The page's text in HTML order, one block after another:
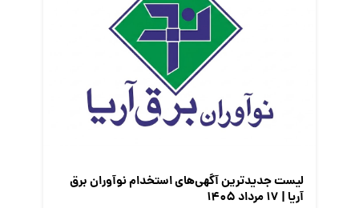
لیست جدیدترین آگهی‌های استخدام نوآوران برق
آریا | ۱۷ مرداد ۱۴۰۵